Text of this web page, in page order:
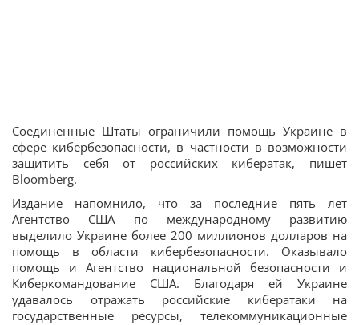
Соединенные Штаты ограничили помощь Украине в
сфере кибербезопасности, в частности в возможности
защитить себя от российских кибератак, пишет
Bloomberg.
Издание напомнило, что за последние пять лет
Агентство США по международному развитию
выделило Украине более 200 миллионов долларов на
помощь в области кибербезопасности. Оказывало
помощь и Агентство национальной безопасности и
Киберкомандование США. Благодаря ей Украине
удавалось отражать российские кибератаки на
государственные ресурсы, телекоммуникационные